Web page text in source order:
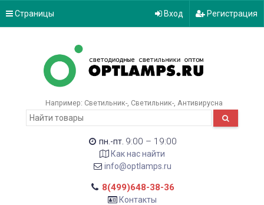
Страницы Вход Регистрация
Например: Светильник- Светильник- Антивирусна
пн.-пт. 9:00 – 19:00
Как нас найти
info@optlamps.ru
8(499)648-38-36
Контакты